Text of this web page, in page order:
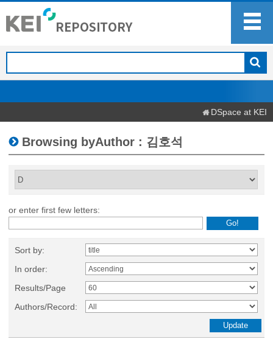
DSpace at KEI
Browsing byAuthor : 김호석
or enter first few letters:
Sort by:
In order:
Results/Page
Authors/Record: